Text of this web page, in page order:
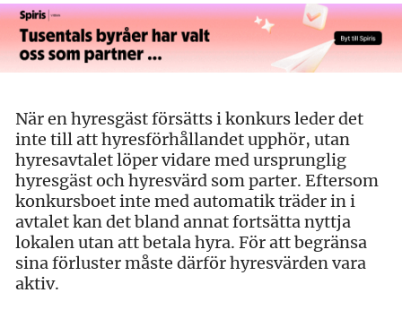
När en hyresgäst försätts i konkurs leder det
inte till att hyresförhållandet upphör, utan
hyresavtalet löper vidare med ursprunglig
hyresgäst och hyresvärd som parter. Eftersom
konkursboet inte med automatik träder in i
avtalet kan det bland annat fortsätta nyttja
lokalen utan att betala hyra. För att begränsa
sina förluster måste därför hyresvärden vara
aktiv.